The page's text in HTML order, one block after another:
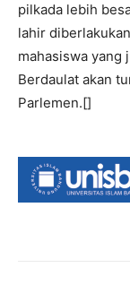
pilkada lebih
lahir
mahasiswa yang
Berdaulat akan
Parlemen.[]